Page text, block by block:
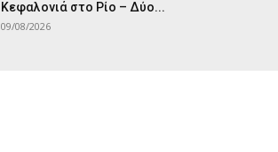
Κεφαλονιά στο Ρίο – Δύο...
09/08/2026